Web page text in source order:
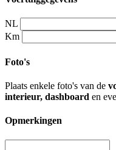
NL
Km
Foto's
Plaats enkele foto's van de
interieur, dashboard en
Opmerkingen